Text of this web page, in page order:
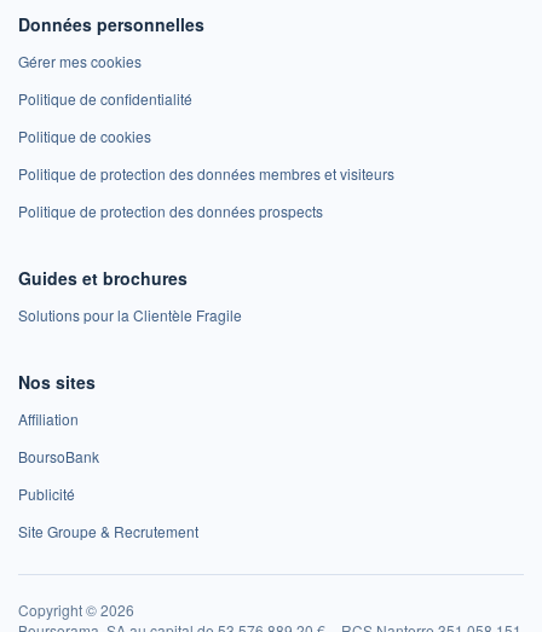
Données personnelles
Gérer mes cookies
Politique de confidentialité
Politique de cookies
Politique de protection des données membres et visiteurs
Politique de protection des données prospects
Guides et brochures
Solutions pour la Clientèle Fragile
Nos sites
Affiliation
BoursoBank
Publicité
Site Groupe & Recrutement
Copyright © 2026